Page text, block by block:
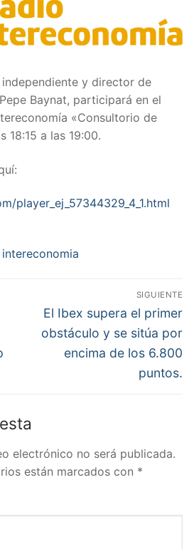
y director de
Baynat, participará en el
«Consultorio de
18:15 a las 19:00.
player_ej_57344329_4_1.html
SIGUIENTE
Entrada
siguiente:
El Ibex supera el primer
obstáculo y se sitúa por
encima de los 6.800
puntos.
electrónico no será publicada.
están marcados con *